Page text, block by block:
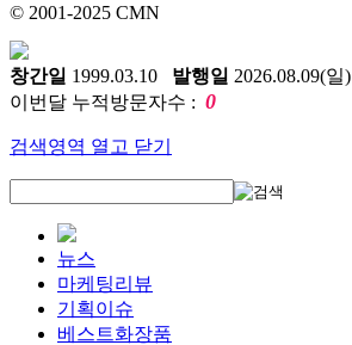
© 2001-2025 CMN
창간일 1999.03.10 발행일 2026.08.09(일)
이번달 누적방문자수 : 0
검색영역 열고 닫기
뉴스
마케팅리뷰
기획이슈
베스트화장품